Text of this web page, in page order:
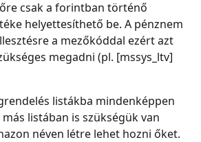
csak a forintban történő
helyettesíthető be. A pénznem
a mezőkóddal ezért azt
megadni (pl. [mssys_ltv]
listákba mindenképpen
listában is szükségük van
néven létre lehet hozni őket.